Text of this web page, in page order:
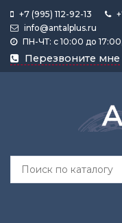
+7 (995) 112-92-13
info@antalplus.ru
ПН-ЧТ: с 10:00 до
Перезвоните мне
Каталог
продукции
Лента